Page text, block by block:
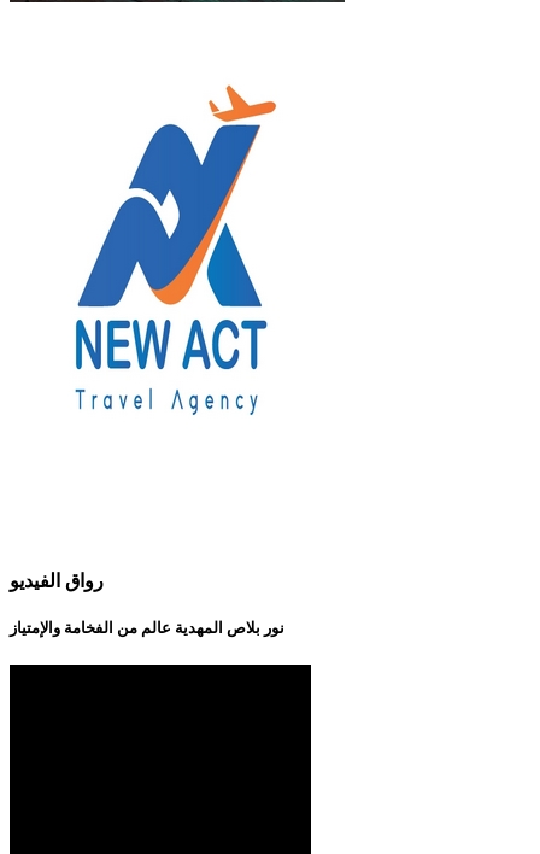
رواق الفيديو
نور بلاص المهدية عالم من الفخامة والإمتياز